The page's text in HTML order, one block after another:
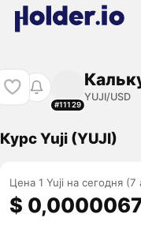
#11129
YUJI/USD
Курс Yuji (YUJI)
Цена 1 Yuji на сегодня (7
$